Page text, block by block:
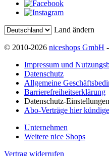
Land ändern
© 2010-2026 niceshops GmbH
Impressum und
Datenschutz
Allgemeine
Barrierefreiheitserklärung
Datenschutz-Einstellungen
Abo-Verträge hier
Unternehmen
Weitere nice Shops
Vertrag widerrufen